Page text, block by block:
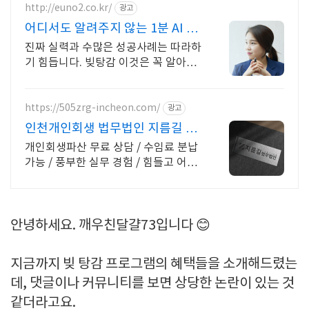
http://euno2.co.kr/ 광고
어디서도 알려주지 않는 1분 AI 자
가진단
진짜 실력과 수많은 성공사례는 따라하
기 힘듭니다. 빚탕감 이것은 꼭 알아야
https://505zrg-incheon.com/ 광고
인천개인회생 법무법인 지름길 합
리적인 수임료
개인회생파산 무료 상담 / 수임료 분납
가능 / 풍부한 실무 경험 / 힘들고 어려
안녕하세요. 깨우친달걀73입니다 😊
지금까지 빚 탕감 프로그램의 혜택들을 소개해드렸는
데, 댓글이나 커뮤니티를 보면 상당한 논란이 있는 것
같더라고요.